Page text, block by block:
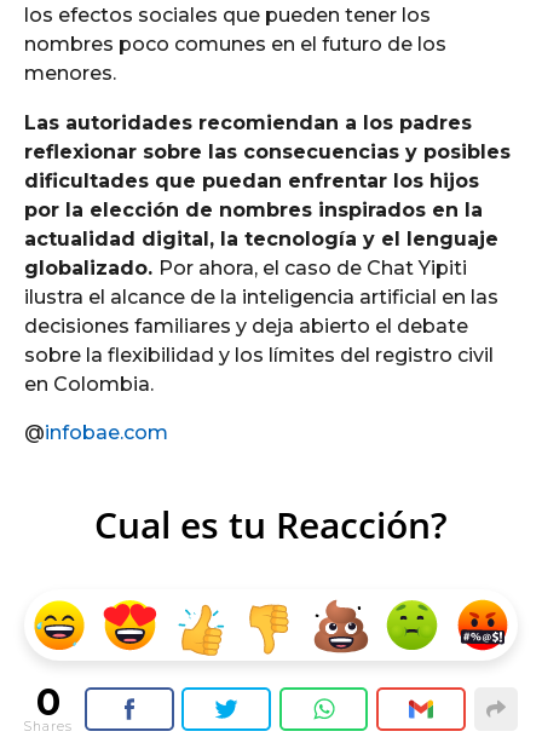
los efectos sociales que pueden tener los
nombres poco comunes en el futuro de los
menores.
Las autoridades recomiendan a los padres
reflexionar sobre las consecuencias y posibles
dificultades que puedan enfrentar los hijos
por la elección de nombres inspirados en la
actualidad digital, la tecnología y el lenguaje
globalizado. Por ahora, el caso de Chat Yipiti
ilustra el alcance de la inteligencia artificial en las
decisiones familiares y deja abierto el debate
sobre la flexibilidad y los límites del registro civil
en Colombia.
@infobae.com
Cual es tu Reacción?
0
Shares